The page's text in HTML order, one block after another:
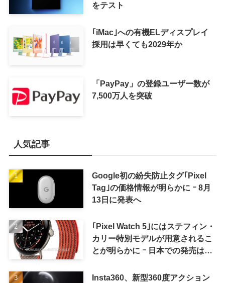
をテスト
｢iMac｣への有機ELディスプレイ
採用は早くても2029年か
「PayPay」の登録ユーザー数が
7,500万人を突破
人気記事
Google初の紛失防止タグ｢Pixel
Tag｣の価格情報が明らかに ｰ 8月
13日に発表へ
｢Pixel Watch 5｣にはステフィン・
カリー特別モデルが用意されるこ
とが明らかに ｰ 日本での発売は期
Insta360、新型360度アクション